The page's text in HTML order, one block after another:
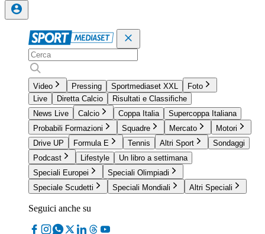
Video Pressing Sportmediaset XXL
Foto
Live
Diretta Calcio
Risultati e Classifiche
News Live
Calcio Coppa Italia
Supercoppa Italiana
Probabili Formazioni
Squadre Mercato
Motori
Drive UP
Formula E Tennis Altri Sport
Sondaggi
Podcast
Lifestyle
Un libro a settimana
Speciali Europei
Speciali Olimpiadi
Speciale Scudetti
Speciali Mondiali Altri Speciali
Seguici anche su